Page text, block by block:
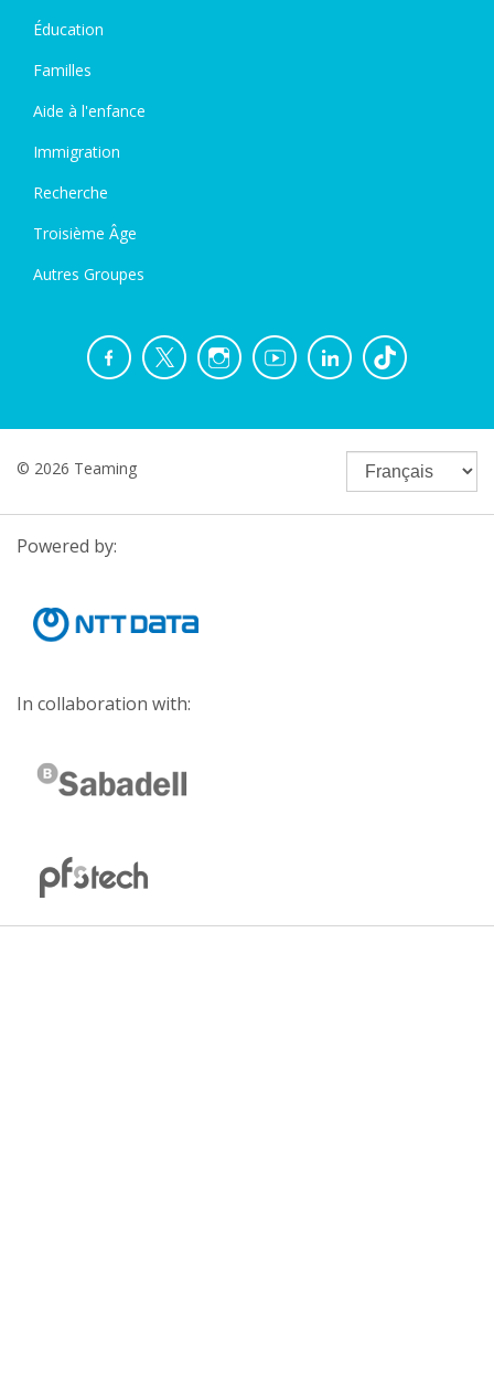
Éducation
Familles
Aide à l'enfance
Immigration
Recherche
Troisième Âge
Autres Groupes
© 2026 Teaming
Powered by:
In collaboration with: